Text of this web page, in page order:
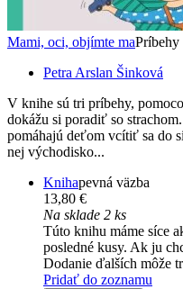
Mami, oci, objímte maPríbehy
Petra Arslan Šinková
V knihe sú tri príbehy,
dokážu si poradiť so
pomáhajú deťom vcítiť sa do
nej východisko...
Knihapevná väzba
13,80 €
Na sklade 2 ks
Túto knihu máme síce
posledné kusy. Ak ju
Dodanie ďalších môže
Pridať do zoznamu